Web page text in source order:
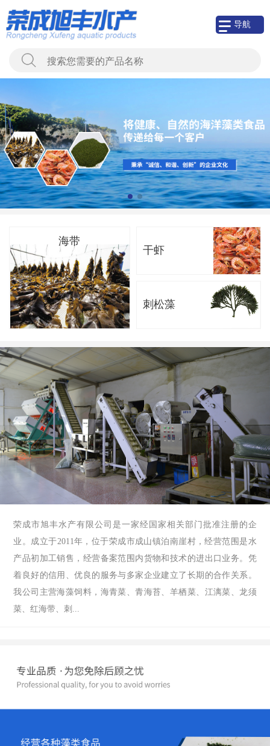
导航
海带
干虾
刺松藻
荣成市旭丰水产有限公司是一家经国家相关部门批准注册的企
业。成立于2011年，位于荣成市成山镇泊南崖村，经营范围是水
产品初加工销售，经营备案范围内货物和技术的进出口业务。凭
着良好的信用、优良的服务与多家企业建立了长期的合作关系。
我公司主营海藻饲料，海青菜、青海苔、羊栖菜、江漓菜、龙须
菜、红海带、刺...